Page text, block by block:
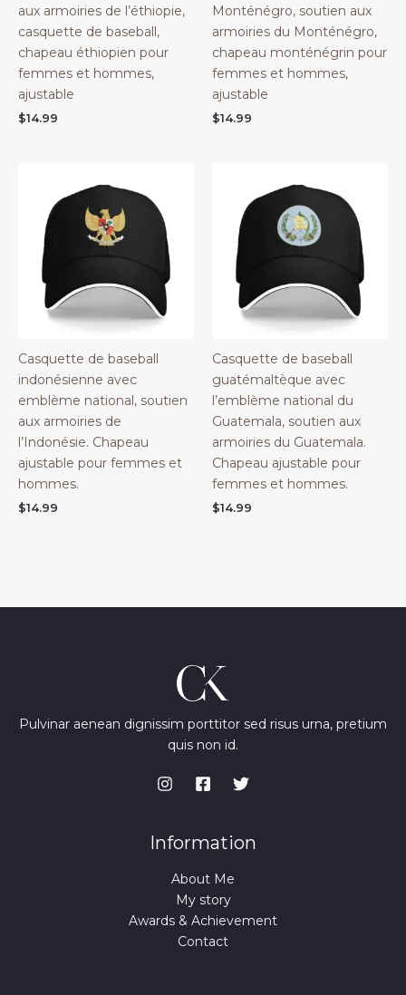
aux armoiries de l’éthiopie,
casquette de baseball,
chapeau éthiopien pour
femmes et hommes,
ajustable
$14.99
Monténégro, soutien aux
armoiries du Monténégro,
chapeau monténégrin pour
femmes et hommes,
ajustable
$14.99
Casquette de baseball
indonésienne avec
emblème national, soutien
aux armoiries de
l’Indonésie. Chapeau
ajustable pour femmes et
hommes.
$14.99
Casquette de baseball
guatémaltèque avec
l’emblème national du
Guatemala, soutien aux
armoiries du Guatemala.
Chapeau ajustable pour
femmes et hommes.
$14.99
Pulvinar aenean dignissim porttitor sed risus urna, pretium
quis non id.
Information
About Me
My story
Awards & Achievement
Contact